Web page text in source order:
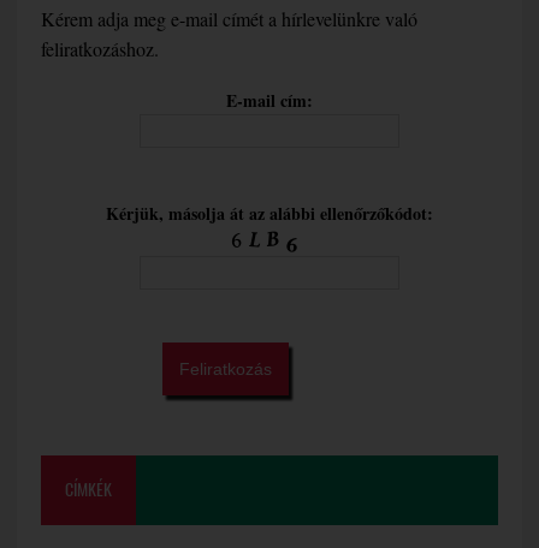
Kérem adja meg e-mail címét a hírlevelünkre való
feliratkozáshoz.
E-mail cím:
Kérjük, másolja át az alábbi ellenőrzőkódot:
CÍMKÉK